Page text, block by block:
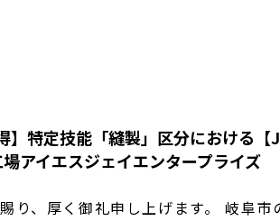
】特定技能「縫製」区分における
アイエスジェイエンタープライズ
り、厚く御礼申し上げます。 岐阜